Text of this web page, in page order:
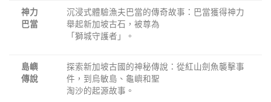
神力
巴當
沉浸式體驗漁夫巴當的傳奇故事：巴當獲得神力
舉起新加坡古石，被尊為
「獅城守護者」。
島嶼
傳說
探索新加坡古國的神秘傳說：從紅山劍魚襲擊事
件，到烏敏島、龜嶼和聖
淘沙的起源故事。